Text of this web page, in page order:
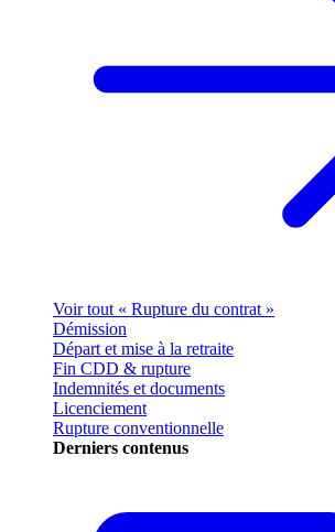
Voir tout « Rupture du contrat »
Démission
Départ et mise à la retraite
Fin CDD & rupture
Indemnités et documents
Licenciement
Rupture conventionnelle
Derniers contenus